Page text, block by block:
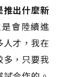
推出什麼新
會陸續進
才，我在
，只要我